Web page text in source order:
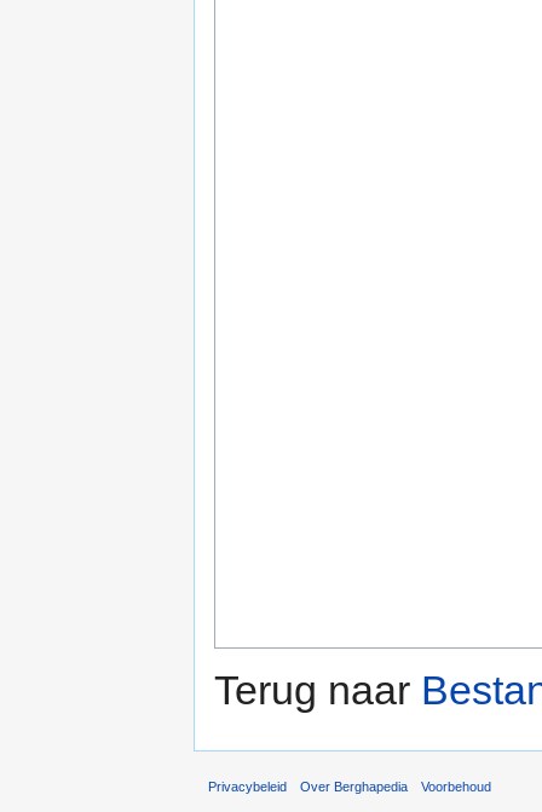
Terug naar
Privacybeleid Over Berghapedia Voorbehoud